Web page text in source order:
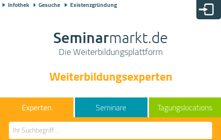
Infothek Gesuche Existenzgründung
Seminarmarkt.de
Die Weiterbildungsplattform
Weiterbildungsexperten
Seminare Tagungslocations